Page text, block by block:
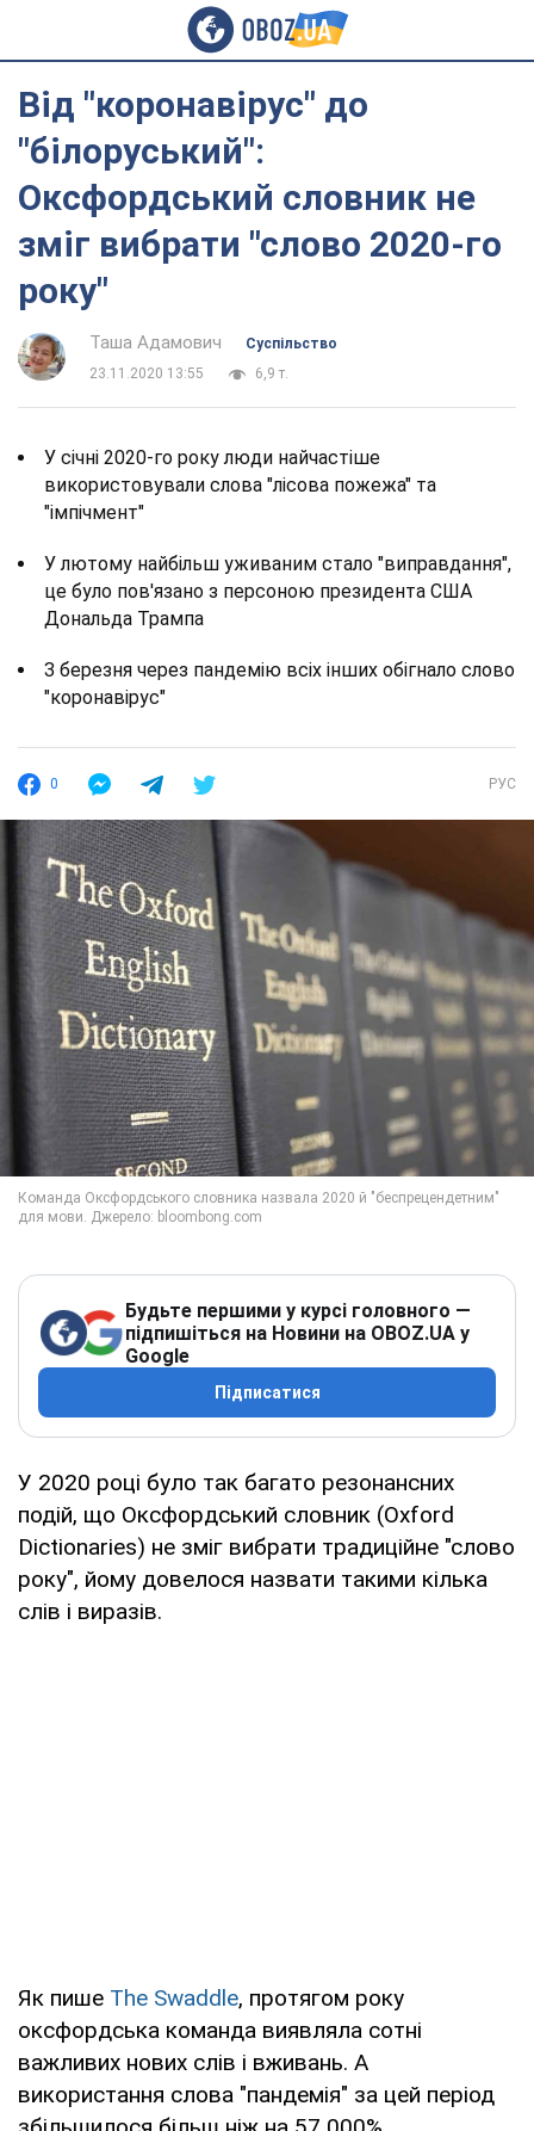
Від "коронавірус" до
"білоруський":
Оксфордський словник не
зміг вибрати "слово 2020-го
року"
Таша Адамович
Суспільство
23.11.2020 13:55
6,9 т.
У січні 2020-го року люди найчастіше
використовували слова "лісова пожежа" та
"імпічмент"
У лютому найбільш уживаним стало "виправдання",
це було пов'язано з персоною президента США
Дональда Трампа
З березня через пандемію всіх інших обігнало слово
"коронавірус"
0 РУС
Будьте першими у курсі головного —
підпишіться на Новини на OBOZ.UA у
Google
Підписатися
У 2020 році було так багато резонансних
подій, що Оксфордський словник (Oxford
Dictionaries) не зміг вибрати традиційне "слово
року", йому довелося назвати такими кілька
слів і виразів.
Як пише The Swaddle, протягом року
оксфордська команда виявляла сотні
важливих нових слів і вживань. А
використання слова "пандемія" за цей період